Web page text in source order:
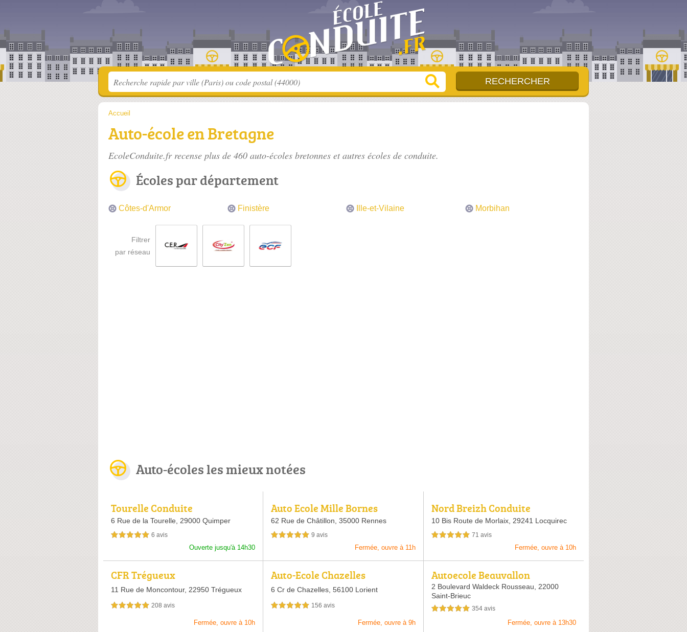
Accueil
Auto-école en Bretagne
EcoleConduite.fr recense plus de 460 auto-écoles bretonnes et autres écoles de conduite.
Écoles par département
Côtes-d'Armor Finistère Ille-et-Vilaine Morbihan
Filtrer
par réseau
Auto-écoles les mieux notées
Tourelle Conduite
6 Rue de la Tourelle, 29000 Quimper
5,0 étoiles sur 5 6 avis
Ouverte jusqu'à 14h30
Auto Ecole Mille Bornes
62 Rue de Châtillon,35000 Rennes
5,0 étoiles sur 5 9 avis
Fermée, ouvre à 11h
Nord Breizh Conduite
10 Bis Route de Morlaix, 29241 Locquirec
5,0 étoiles sur 5 71 avis
Fermée, ouvre à 10h
CFR Trégueux
11 Rue de Moncontour, 22950 Trégueux
5,0 étoiles sur 5 208 avis
Fermée, ouvre à 10h
Auto-Ecole Chazelles
6 Cr de Chazelles,56100 Lorient
5,0 étoiles sur 5 156 avis
Fermée, ouvre à 9h
Autoecole Beauvallon
2 Boulevard Waldeck Rousseau, 22000
Saint-Brieuc
5,0 étoiles sur 5 354 avis
Fermée, ouvre à 13h30